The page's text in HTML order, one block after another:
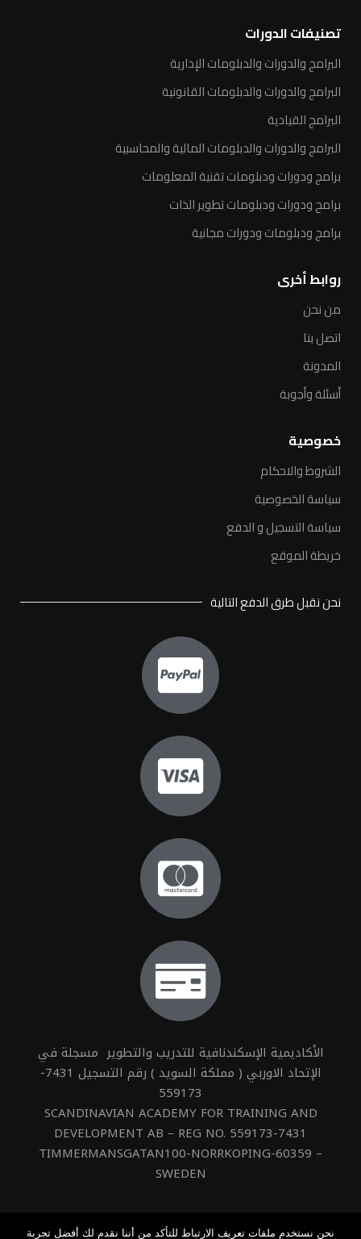
تصنيفات الدورات
البرامج والدورات والدبلومات الإدارية
البرامج والدورات والدبلومات القانونية
البرامج القيادية
البرامج والدورات والدبلومات المالية والمحاسبية
برامج ودورات ودبلومات تقنية المعلومات
برامح ودورات ودبلومات تطوير الذات
برامج ودبلومات ودورات مجانية
روابط أخرى
من نحن
اتصل بنا
المدونة
أسئلة وأجوبة
خصوصية
الشروط والاحكام
سياسة الخصوصية
سياسة التسجيل و الدفع
خريطة الموقع
نحن نقبل طرق الدفع التالية
الأكاديمية الإسكندنافية للتدريب والتطوير مسجلة في
الإتحاد الاوربي ( مملكة السويد ) رقم التسجيل 7431-
559173
SCANDINAVIAN ACADEMY FOR TRAINING AND
DEVELOPMENT AB – REG NO. 559173-7431
TIMMERMANSGATAN100-NORRKOPING-60359 –
SWEDEN
نحن نستخدم ملفات تعريف الارتباط للتأكد من أننا نقدم لك أفضل تجربة